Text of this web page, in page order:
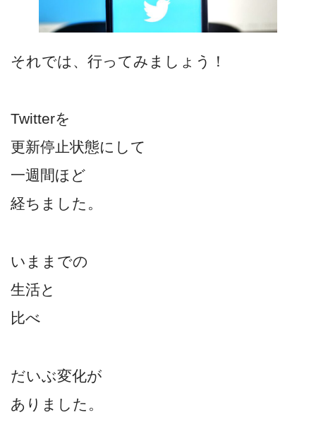
それでは、行ってみましょう！
Twitterを
更新停止状態にして
一週間ほど
経ちました。
いままでの
生活と
比べ
だいぶ変化が
ありました。